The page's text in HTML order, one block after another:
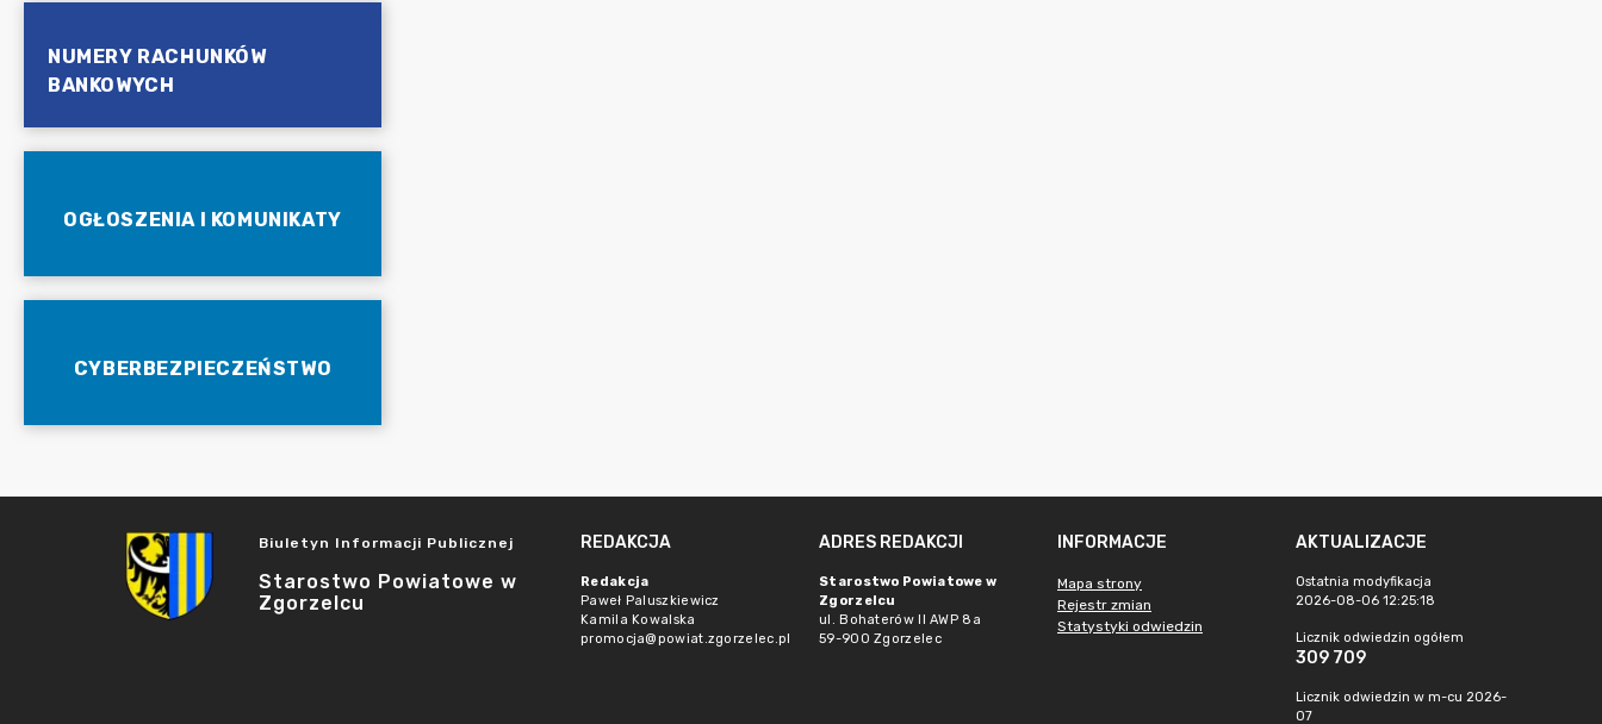
NUMERY RACHUNKÓW
BANKOWYCH
OGŁOSZENIA I KOMUNIKATY
CYBERBEZPIECZEŃSTWO
Biuletyn Informacji Publicznej
Starostwo Powiatowe w
Zgorzelcu
REDAKCJA
Redakcja
Paweł Paluszkiewicz
Kamila Kowalska
promocja@powiat.zgorzelec.pl
ADRES REDAKCJI
Starostwo Powiatowe w
Zgorzelcu
ul. Bohaterów II AWP 8a
59-900 Zgorzelec
INFORMACJE
Mapa strony
Rejestr zmian
Statystyki odwiedzin
AKTUALIZACJE
Ostatnia modyfikacja
2026-08-06 12:25:18
Licznik odwiedzin ogółem
309 709
Licznik odwiedzin w m-cu 2026-
07